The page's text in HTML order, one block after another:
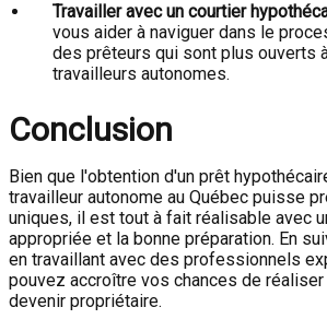
Travailler avec un courtier
vous aider à naviguer dans le
des prêteurs qui sont plus ouverts
travailleurs autonomes.
Conclusion
Bien que l'obtention d'un prêt
travailleur autonome au Québec puisse
uniques, il est tout à fait réalisable avec
appropriée et la bonne préparation. En
en travaillant avec des professionnels
pouvez accroître vos chances de
devenir propriétaire.